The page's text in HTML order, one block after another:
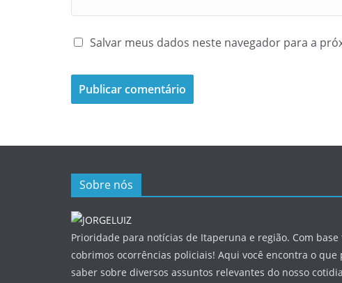
Salvar meus dados neste navegador para a
Sobre nós
Prioridade para notícias de Itaperuna e região. Com base
cobrimos ocorrências policiais! Aqui você encontra o que
saber sobre diversos assuntos relevantes do nosso